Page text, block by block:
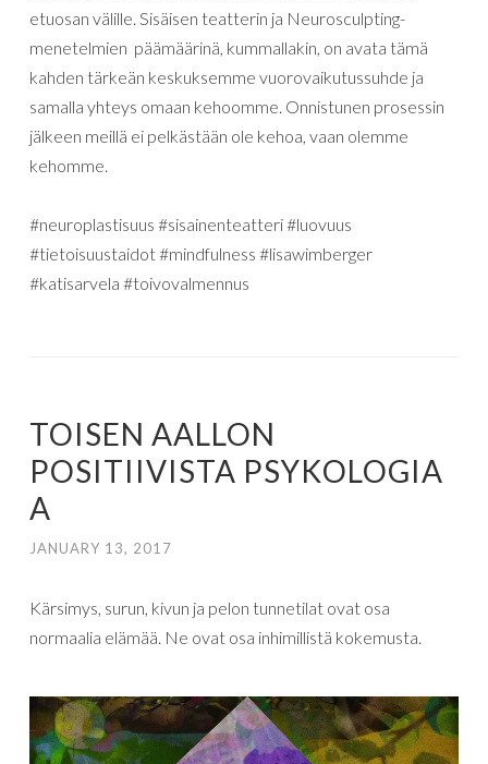
etuosan välille. Sisäisen teatterin ja Neurosculpting-
menetelmien päämäärinä, kummallakin, on avata tämä
kahden tärkeän keskuksemme vuorovaikutussuhde ja
samalla yhteys omaan kehoomme. Onnistunen prosessin
jälkeen meillä ei pelkästään ole kehoa, vaan olemme
kehomme.
#neuroplastisuus #sisainenteatteri #luovuus
#tietoisuustaidot #mindfulness #lisawimberger
#katisarvela #toivovalmennus
TOISEN AALLON
POSITIIVISTA PSYKOLOGIA
A
JANUARY 13, 2017
Kärsimys, surun, kivun ja pelon tunnetilat ovat osa
normaalia elämää. Ne ovat osa inhimillistä kokemusta.